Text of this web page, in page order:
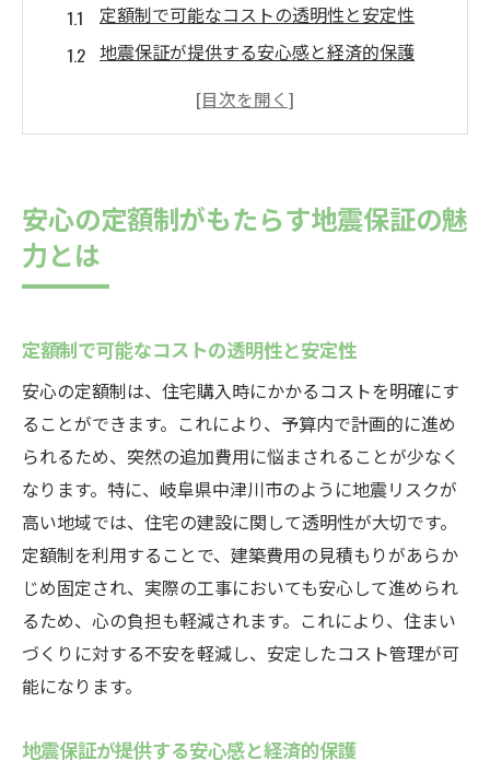
定額制で可能なコストの透明性と安定性
地震保証が提供する安心感と経済的保護
長期的な住まいの安全を支える仕組み
安心の定額制が生み出す心理的安心
岐阜県中津川市で安心の定額制を利用する利点
地震保証付き住宅の購入プロセス
中津川市における地震保証の役割
安心の定額制で得られる経済的メリット
住民に愛される安定した暮らしの提供
定額制と地震保証で守る住宅の安全性
地震に強い住宅設計のポイント
定額制契約による長期的な安心
住宅の耐震性を高める具体策
地震保証が保証する住宅の強み
岐阜県中津川市の住宅事情
安心の定額制が実現する中津川市での安心な暮
安心の定額制がもたらす地震保証の魅
力とは
定額制で可能なコストの透明性と安定性
安心の定額制は、住宅購入時にかかるコストを明確にす
ることができます。これにより、予算内で計画的に進め
られるため、突然の追加費用に悩まされることが少なく
なります。特に、岐阜県中津川市のように地震リスクが
高い地域では、住宅の建設に関して透明性が大切です。
定額制を利用することで、建築費用の見積もりがあらか
じめ固定され、実際の工事においても安心して進められ
るため、心の負担も軽減されます。これにより、住まい
づくりに対する不安を軽減し、安定したコスト管理が可
能になります。
地震保証が提供する安心感と経済的保護